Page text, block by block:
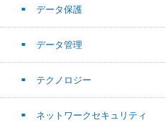
データ保護
データ管理
テクノロジー
ネットワークセキュリティ